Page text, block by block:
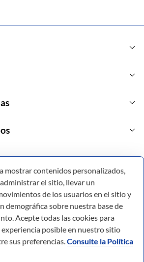
keyboard_arrow_down
keyboard_arrow_down
keyboard_arrow_down
keyboard_arrow_down
mostrar contenidos personalizados,
el sitio, llevar un
de los usuarios en el sitio y
demográfica sobre nuestra base de
Acepte todas las cookies para
posible en nuestro sitio
sus preferencias.Consulte la Política